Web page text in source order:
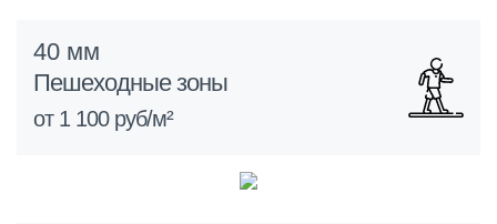
40 мм
Пешеходные зоны
от 1 100 руб/м²